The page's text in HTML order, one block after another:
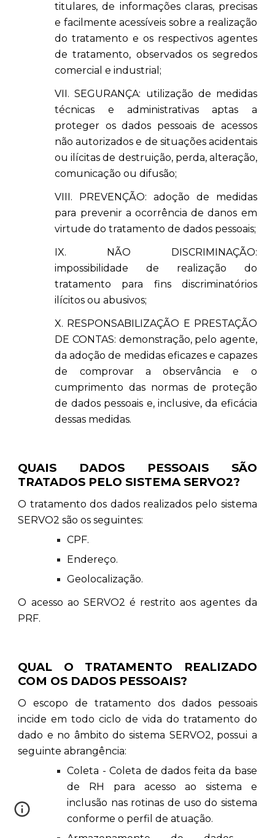
titulares, de informações claras, precisas
e facilmente acessíveis sobre a realização
do tratamento e os respectivos agentes
de tratamento, observados os segredos
comercial e industrial;
VII. SEGURANÇA: utilização de medidas
técnicas e administrativas aptas a
proteger os dados pessoais de acessos
não autorizados e de situações acidentais
ou ilícitas de destruição, perda, alteração,
comunicação ou difusão;
VIII. PREVENÇÃO: adoção de medidas
para prevenir a ocorrência de danos em
virtude do tratamento de dados pessoais;
IX. NÃO DISCRIMINAÇÃO:
impossibilidade de realização do
tratamento para fins discriminatórios
ilícitos ou abusivos;
X. RESPONSABILIZAÇÃO E PRESTAÇÃO
DE CONTAS: demonstração, pelo agente,
da adoção de medidas eficazes e capazes
de comprovar a observância e o
cumprimento das normas de proteção
de dados pessoais e, inclusive, da eficácia
dessas medidas.
QUAIS DADOS PESSOAIS SÃO
TRATADOS PELO SISTEMA SERVO2?
O tratamento dos dados realizados pelo sistema
SERVO2 são os seguintes:
CPF.
Endereço.
Geolocalização.
O acesso ao SERVO2 é restrito aos agentes da
PRF.
QUAL O TRATAMENTO REALIZADO
COM OS DADOS PESSOAIS?
O escopo de tratamento dos dados pessoais
incide em todo ciclo de vida do tratamento do
dado e no âmbito do sistema SERVO2, possui a
seguinte abrangência:
Coleta - Coleta de dados feita da base
de RH para acesso ao sistema e
inclusão nas rotinas de uso do sistema
conforme o perfil de atuação.